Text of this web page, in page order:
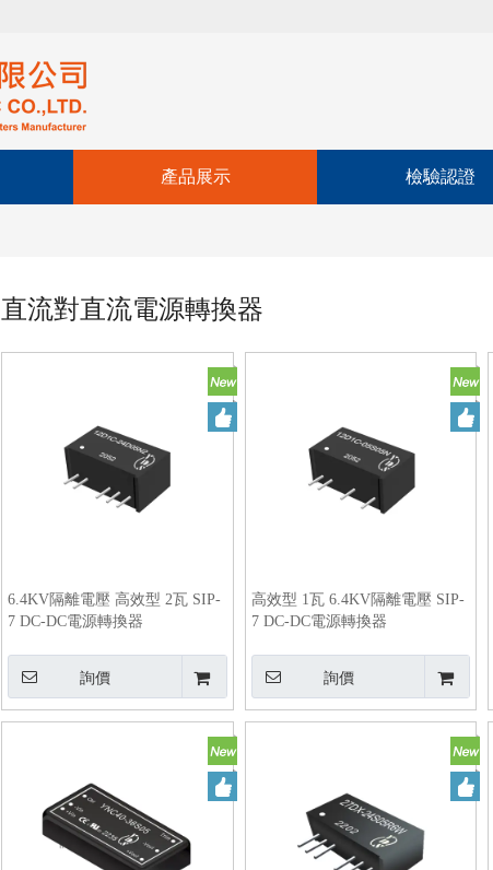
產品展示 檢驗認證
直流對直流電源轉換器
6.4KV隔離電壓 高效型 2瓦 SIP-
7 DC-DC電源轉換器
詢價
高效型 1瓦 6.4KV隔離電壓 SIP-
7 DC-DC電源轉換器
詢價